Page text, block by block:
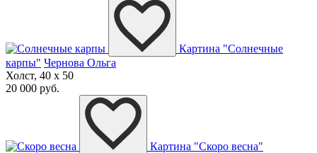
Картина "Солнечные
карпы" Чернова Ольга
Холст, 40 x 50
20 000 руб.
Картина "Скоро весна"